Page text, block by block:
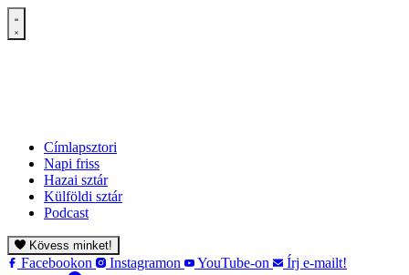
Címlapsztori
Napi friss
Hazai sztár
Külföldi sztár
Podcast
Kövess minket!
Facebookon Instagramon YouTube-on
Írj e-mailt!